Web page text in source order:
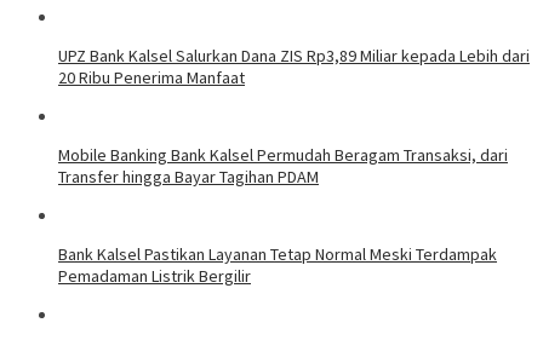
UPZ Bank Kalsel Salurkan Dana ZIS Rp3,89 Miliar kepada Lebih dari
20 Ribu Penerima Manfaat
Mobile Banking Bank Kalsel Permudah Beragam Transaksi, dari
Transfer hingga Bayar Tagihan PDAM
Bank Kalsel Pastikan Layanan Tetap Normal Meski Terdampak
Pemadaman Listrik Bergilir